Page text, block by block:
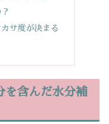
サ度が決まる
を含んだ水分補